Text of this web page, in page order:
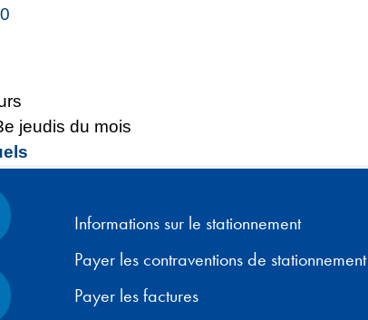
jeudis du mois
Informations sur le stationnement
Payer les contraventions de stationnement
Payer les factures